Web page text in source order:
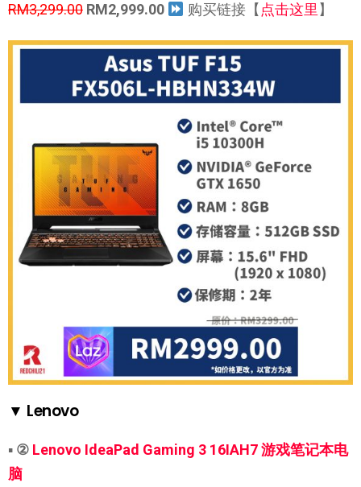
RM3,299.00 RM2,999.00 购买链接【 点击这里 】
▼ Lenovo
▪ ② Lenovo IdeaPad Gaming 3 16IAH7 游戏笔记本电
脑